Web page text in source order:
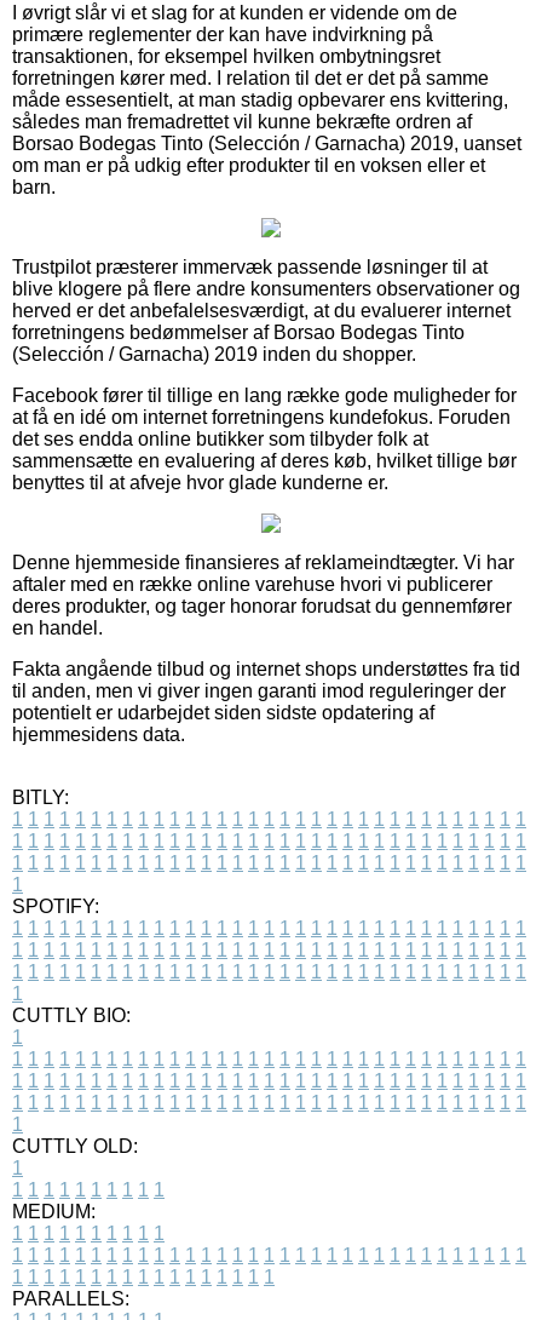
I øvrigt slår vi et slag for at kunden er vidende om de
primære reglementer der kan have indvirkning på
transaktionen, for eksempel hvilken ombytningsret
forretningen kører med. I relation til det er det på samme
måde essesentielt, at man stadig opbevarer ens kvittering,
således man fremadrettet vil kunne bekræfte ordren af
Borsao Bodegas Tinto (Selección / Garnacha) 2019, uanset
om man er på udkig efter produkter til en voksen eller et
barn.
Trustpilot præsterer immervæk passende løsninger til at
blive klogere på flere andre konsumenters observationer og
herved er det anbefalelsesværdigt, at du evaluerer internet
forretningens bedømmelser af Borsao Bodegas Tinto
(Selección / Garnacha) 2019 inden du shopper.
Facebook fører til tillige en lang række gode muligheder for
at få en idé om internet forretningens kundefokus. Foruden
det ses endda online butikker som tilbyder folk at
sammensætte en evaluering af deres køb, hvilket tillige bør
benyttes til at afveje hvor glade kunderne er.
Denne hjemmeside finansieres af reklameindtægter. Vi har
aftaler med en række online varehuse hvori vi publicerer
deres produkter, og tager honorar forudsat du gennemfører
en handel.
Fakta angående tilbud og internet shops understøttes fra tid
til anden, men vi giver ingen garanti imod reguleringer der
potentielt er udarbejdet siden sidste opdatering af
hjemmesidens data.
BITLY:
1 1 1 1 1 1 1 1 1 1 1 1 1 1 1 1 1 1 1 1 1 1 1 1 1 1 1 1 1 1 1 1 1
1 1 1 1 1 1 1 1 1 1 1 1 1 1 1 1 1 1 1 1 1 1 1 1 1 1 1 1 1 1 1 1 1
1 1 1 1 1 1 1 1 1 1 1 1 1 1 1 1 1 1 1 1 1 1 1 1 1 1 1 1 1 1 1 1 1
1
SPOTIFY:
1 1 1 1 1 1 1 1 1 1 1 1 1 1 1 1 1 1 1 1 1 1 1 1 1 1 1 1 1 1 1 1 1
1 1 1 1 1 1 1 1 1 1 1 1 1 1 1 1 1 1 1 1 1 1 1 1 1 1 1 1 1 1 1 1 1
1 1 1 1 1 1 1 1 1 1 1 1 1 1 1 1 1 1 1 1 1 1 1 1 1 1 1 1 1 1 1 1 1
1
CUTTLY BIO:
1
1 1 1 1 1 1 1 1 1 1 1 1 1 1 1 1 1 1 1 1 1 1 1 1 1 1 1 1 1 1 1 1 1
1 1 1 1 1 1 1 1 1 1 1 1 1 1 1 1 1 1 1 1 1 1 1 1 1 1 1 1 1 1 1 1 1
1 1 1 1 1 1 1 1 1 1 1 1 1 1 1 1 1 1 1 1 1 1 1 1 1 1 1 1 1 1 1 1 1
1
CUTTLY OLD:
1
1 1 1 1 1 1 1 1 1 1
MEDIUM:
1 1 1 1 1 1 1 1 1 1
1 1 1 1 1 1 1 1 1 1 1 1 1 1 1 1 1 1 1 1 1 1 1 1 1 1 1 1 1 1 1 1 1
1 1 1 1 1 1 1 1 1 1 1 1 1 1 1 1 1
PARALLELS: